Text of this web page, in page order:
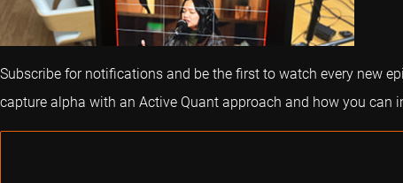
Subscribe for notifications and be the first to watch every new
capture alpha with an Active Quant approach and how you can